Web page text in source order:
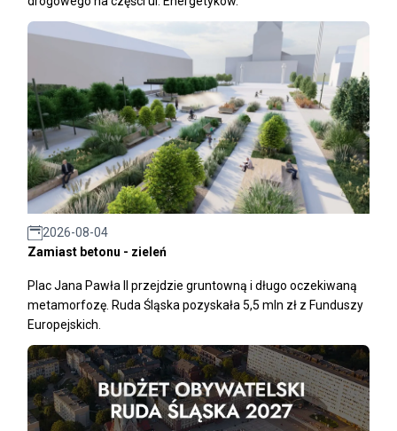
2026-08-04
Zamiast betonu - zieleń
Plac Jana Pawła II przejdzie gruntowną i długo oczekiwaną
metamorfozę. Ruda Śląska pozyskała 5,5 mln zł z Funduszy
Europejskich.